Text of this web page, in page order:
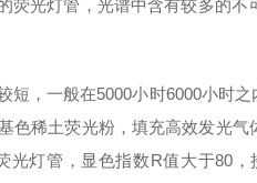
光灯管，光谱中含有较多的不
，一般在5000小时6000小时之
色稀土荧光粉，填充高效发光
灯管，显色指数R值大于80